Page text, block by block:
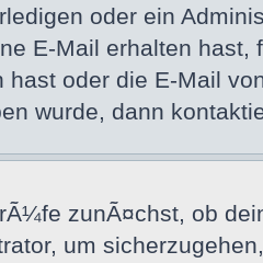
oder ein
E-Mail erhalten
oder die E-Mail
wurde, dann
zunÃ¤chst, ob
um